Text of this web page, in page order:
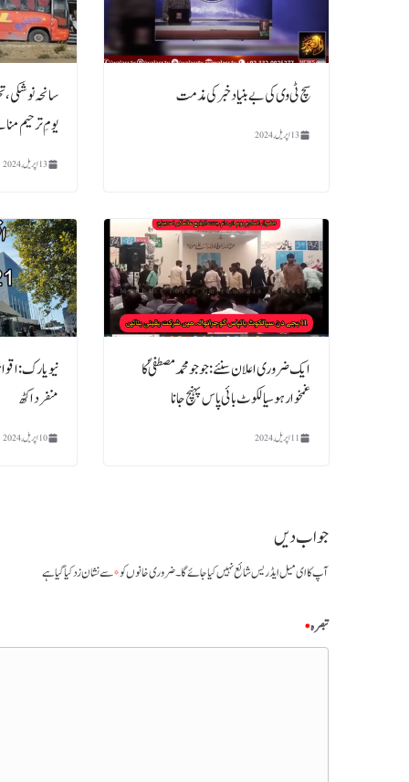
سچ ٹی وی کی بے بنیاد خبر کی مذمت
13 اپریل, 2024
سانحہ نوشکی ،
یومِ ترحیم
13 اپریل, 2024
ایک ضروری اعلان سنئے : جو جو محمد مصطفیؐ کا
غمخوار ہو سیالکوٹ بائی پاس پہنچ جانا
11 اپریل, 2024
نیویارک :
منفرد اکٹھ
10 اپریل, 2024
جواب دیں
آپ کا ای میل ایڈریس شائع نہیں کیا جائے گا۔ضروری خانوں کو*سے نشان زد کیا گیا ہے
تبصرہ*